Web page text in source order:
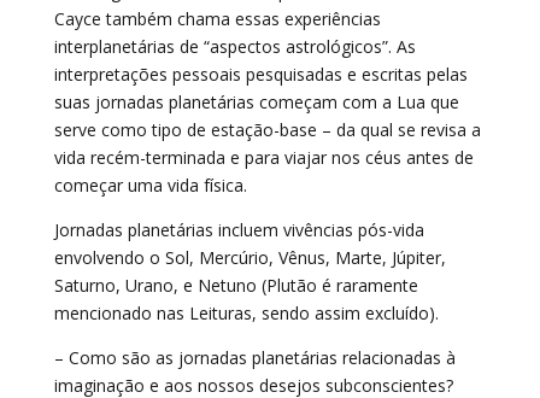
Cayce também chama essas experiências
interplanetárias de “aspectos astrológicos”. As
interpretações pessoais pesquisadas e escritas pelas
suas jornadas planetárias começam com a Lua que
serve como tipo de estação-base – da qual se revisa a
vida recém-terminada e para viajar nos céus antes de
começar uma vida física.
Jornadas planetárias incluem vivências pós-vida
envolvendo o Sol, Mercúrio, Vênus, Marte, Júpiter,
Saturno, Urano, e Netuno (Plutão é raramente
mencionado nas Leituras, sendo assim excluído).
– Como são as jornadas planetárias relacionadas à
imaginação e aos nossos desejos subconscientes?